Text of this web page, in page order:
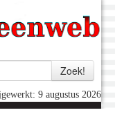
9 augustus 2026